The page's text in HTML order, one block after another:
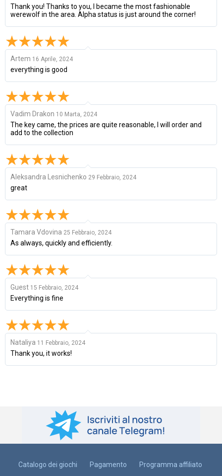
Thank you! Thanks to you, I became the most fashionable
werewolf in the area. Alpha status is just around the corner!
Artem 16 Aprile, 2024
everything is good
Vadim Drakon 10 Marta, 2024
The key came, the prices are quite reasonable, I will order and
add to the collection
Aleksandra Lesnichenko 29 Febbraio, 2024
great
Tamara Vdovina 25 Febbraio, 2024
As always, quickly and efficiently.
Guest 15 Febbraio, 2024
Everything is fine
Nataliya 11 Febbraio, 2024
Thank you, it works!
Catalogo dei giochi Pagamento Programma affiliato